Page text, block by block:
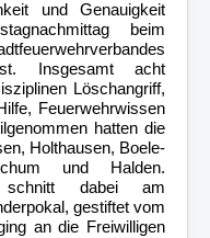
und Genauigkeit
beim
Insgesamt acht
Löschangriff,
Feuerwehrwissen
hatten die
Holthausen, Boele-
und Halden.
schnitt dabei am
gestiftet vom
an die Freiwilligen